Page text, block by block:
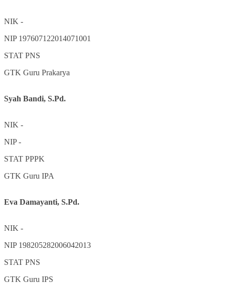
NIK -
NIP 197607122014071001
STAT PNS
GTK Guru Prakarya
Syah Bandi, S.Pd.
NIK -
NIP-
STAT PPPK
GTK Guru IPA
Eva Damayanti, S.Pd.
NIK -
NIP 198205282006042013
STAT PNS
GTK Guru IPS